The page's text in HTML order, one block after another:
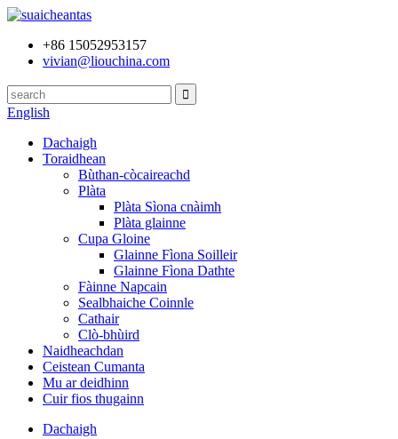
+86 15052953157
vivian@liouchina.com
English
Dachaigh
Toraidhean
Bùthan-còcaireachd
Plàta
Plàta Sìona cnàimh
Plàta glainne
Cupa Gloine
Glainne Fìona Soilleir
Glainne Fìona Dathte
Fàinne Napcain
Sealbhaiche Coinnle
Cathair
Clò-bhùird
Naidheachdan
Ceistean Cumanta
Mu ar deidhinn
Cuir fios thugainn
Dachaigh